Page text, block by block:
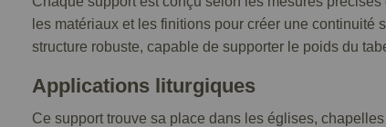
les matériaux et les finitions pour créer une
structure robuste, capable de supporter le poids du
Applications liturgiques
Ce support trouve sa place dans les églises,